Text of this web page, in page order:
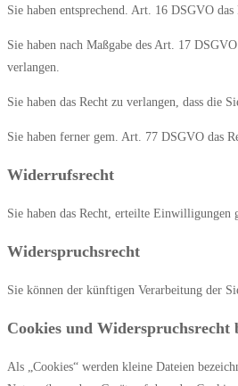
Sie haben entsprechend. Art. 16 DSGVO
Sie haben nach Maßgabe des Art. 17
verlangen.
Sie haben das Recht zu verlangen, dass die
Sie haben ferner gem. Art. 77 DSGVO das
Widerrufsrecht
Sie haben das Recht, erteilte
Widerspruchsrecht
Sie können der künftigen Verarbeitung der
Cookies und
Als „Cookies“ werden kleine Dateien